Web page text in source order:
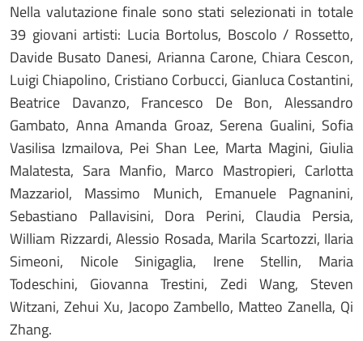
Nella valutazione finale sono stati selezionati in totale
39 giovani artisti: Lucia Bortolus, Boscolo / Rossetto,
Davide Busato Danesi, Arianna Carone, Chiara Cescon,
Luigi Chiapolino, Cristiano Corbucci, Gianluca Costantini,
Beatrice Davanzo, Francesco De Bon, Alessandro
Gambato, Anna Amanda Groaz, Serena Gualini, Sofia
Vasilisa Izmailova, Pei Shan Lee, Marta Magini, Giulia
Malatesta, Sara Manfio, Marco Mastropieri, Carlotta
Mazzariol, Massimo Munich, Emanuele Pagnanini,
Sebastiano Pallavisini, Dora Perini, Claudia Persia,
William Rizzardi, Alessio Rosada, Marila Scartozzi, Ilaria
Simeoni, Nicole Sinigaglia, Irene Stellin, Maria
Todeschini, Giovanna Trestini, Zedi Wang, Steven
Witzani, Zehui Xu, Jacopo Zambello, Matteo Zanella, Qi
Zhang.